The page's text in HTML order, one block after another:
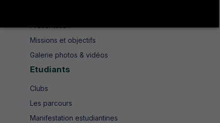
Missions et objectifs
Galerie photos & vidéos
Etudiants
Clubs
Les parcours
Manifestation estudiantines